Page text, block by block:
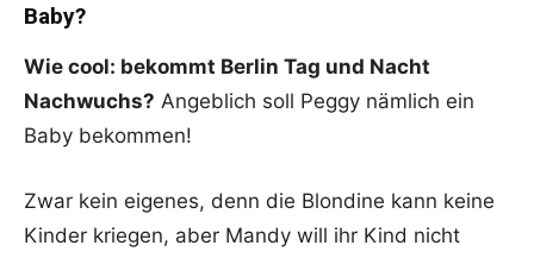
Baby?
Wie cool: bekommt Berlin Tag und Nacht
Nachwuchs? Angeblich soll Peggy nämlich ein
Baby bekommen!
Zwar kein eigenes, denn die Blondine kann keine
Kinder kriegen, aber Mandy will ihr Kind nicht